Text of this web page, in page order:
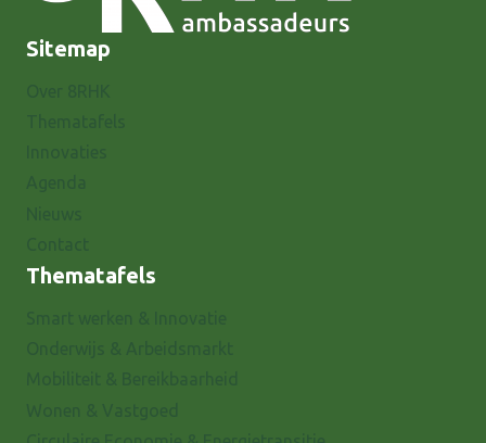
Sitemap
Thematafels